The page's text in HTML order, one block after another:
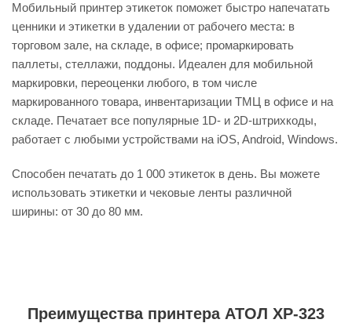
Мобильный принтер этикеток поможет быстро напечатать
ценники и этикетки в удалении от рабочего места: в
торговом зале, на складе, в офисе; промаркировать
паллеты, стеллажи, поддоны. Идеален для мобильной
маркировки, переоценки любого, в том числе
маркированного товара, инвентаризации ТМЦ в офисе и на
складе. Печатает все популярные 1D- и 2D-штрихкоды,
работает с любыми устройствами на iOS, Android, Windows.
Способен печатать до 1 000 этикеток в день. Вы можете
использовать этикетки и чековые ленты различной
ширины: от 30 до 80 мм.
Преимущества принтера АТОЛ XP-323